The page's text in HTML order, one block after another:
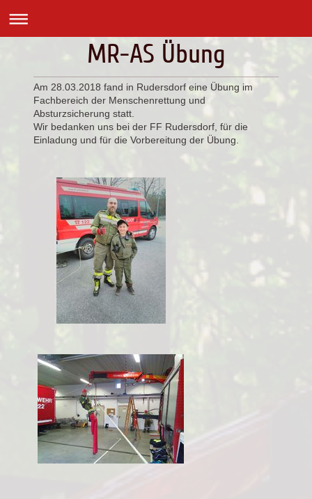
MR-AS Übung
Am 28.03.2018 fand in Rudersdorf eine Übung im
Fachbereich der Menschenrettung und
Absturzsicherung statt.
Wir bedanken uns bei der FF Rudersdorf, für die
Einladung und für die Vorbereitung der Übung.